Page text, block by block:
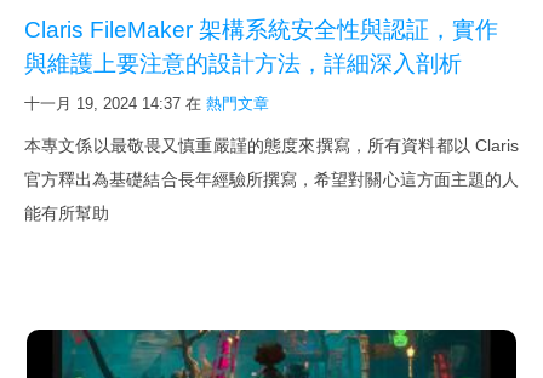
次要版本已解決的問題
FileMaker Pro 規格能力
FileMaker 新線上文件與快捷鍵
購買 SSL 加密服務
Claris FileMaker 架構系統安全性與認証，實作
與維護上要注意的設計方法，詳細深入剖析
十一月 19, 2024 14:37 在 熱門文章
本專文係以最敬畏又慎重嚴謹的態度來撰寫，所有資料都以 Claris
官方釋出為基礎結合長年經驗所撰寫，希望對關心這方面主題的人
能有所幫助